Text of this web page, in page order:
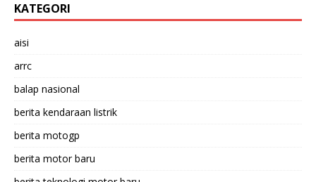
KATEGORI
aisi
arrc
balap nasional
berita kendaraan listrik
berita motogp
berita motor baru